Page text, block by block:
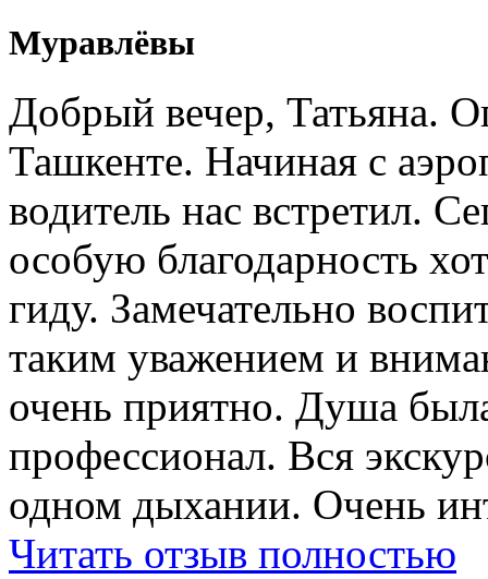
Муравлёвы
Добрый вечер, Татьяна.
Ташкенте. Начиная с
водитель нас встретил.
особую благодарность
гиду. Замечательно
таким уважением и
очень приятно. Душа
профессионал. Вся
одном дыхании. Очень
Читать отзыв полностью